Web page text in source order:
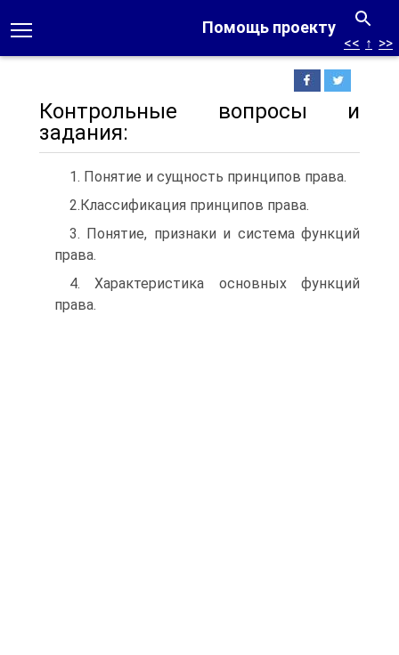
Помощь проекту
<< ↑ >>
Контрольные вопросы и
задания:
1. Понятие и сущность принципов права.
2.Классификация принципов права.
3. Понятие, признаки и система функций
права.
4. Характеристика основных функций
права.